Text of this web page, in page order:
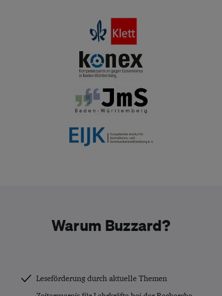
Warum Buzzard?
Leseförderung durch aktuelle Themen